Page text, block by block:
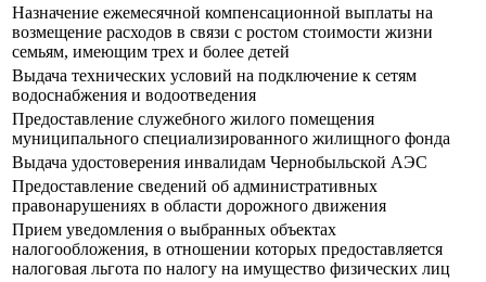
Назначение ежемесячной компенсационной выплаты на
возмещение расходов в связи с ростом стоимости жизни
семьям, имеющим трех и более детей
Выдача технических условий на подключение к сетям
водоснабжения и водоотведения
Предоставление служебного жилого помещения
муниципального специализированного жилищного фонда
Выдача удостоверения инвалидам Чернобыльской АЭС
Предоставление сведений об административных
правонарушениях в области дорожного движения
Прием уведомления о выбранных объектах
налогообложения, в отношении которых предоставляется
налоговая льгота по налогу на имущество физических лиц